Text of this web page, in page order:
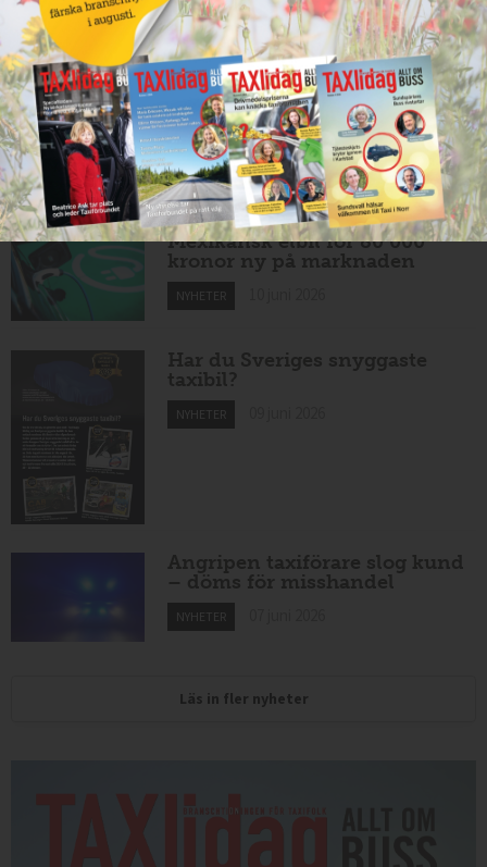
Taxibommar fick inte avsedd
effekt vid Lund C
NYHETER 10 juni 2026
Nytt taxibolag i Borlänge
NYHETER 10 juni 2026
Mexikansk elbil för 80 000
kronor ny på marknaden
NYHETER
Har du Sveriges snyggaste
taxibil?
NYHETER
Angripen taxiförare slog kund
– döms för misshandel
NYHETER
Läs in fler nyheter